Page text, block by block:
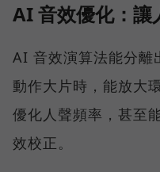
AI 音效優化：讓
AI 音效演算法能分離
動作大片時，能放大
優化人聲頻率，甚至
效校正。